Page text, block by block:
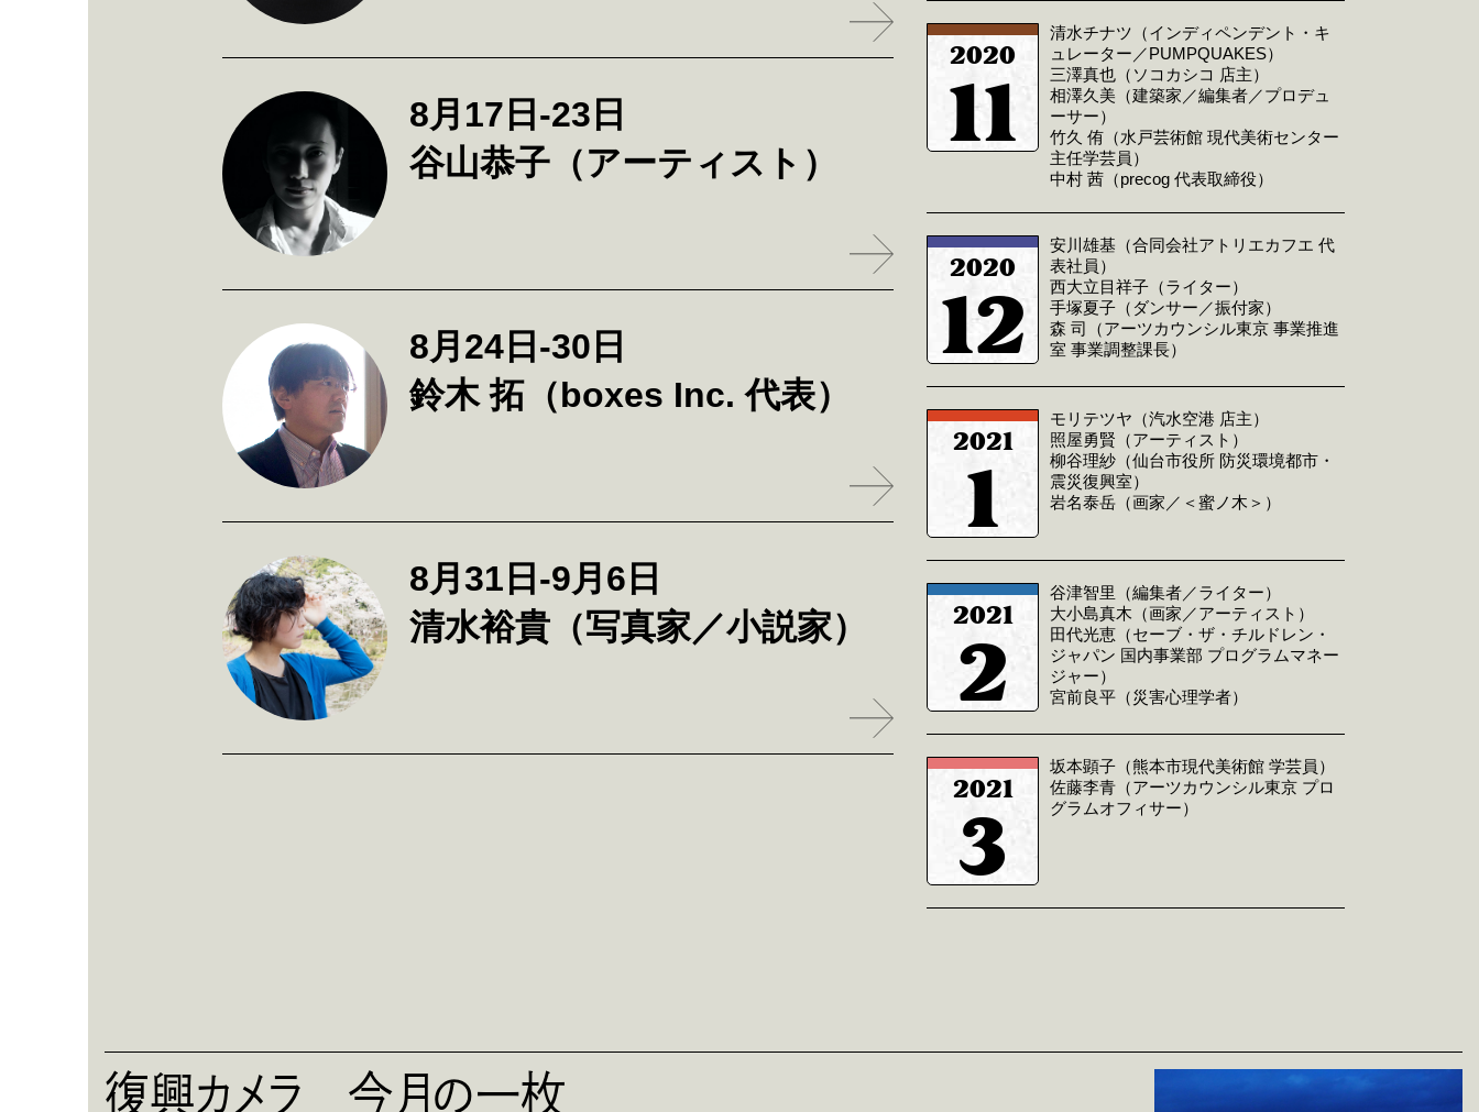
8月17日-23日
谷山恭子（アーティスト）
8月24日-30日
鈴木 拓（boxes Inc. 代表）
8月31日-9月6日
清水裕貴（写真家／小説家）
2020
11
清水チナツ（インディペンデント・キ
ュレーター／PUMPQUAKES）
三澤真也（ソコカシコ 店主）
相澤久美（建築家／編集者／プロデュ
ーサー）
竹久 侑（水戸芸術館 現代美術センター
主任学芸員）
中村 茜（precog 代表取締役）
2020
12
安川雄基（合同会社アトリエカフエ 代
表社員）
西大立目祥子（ライター）
手塚夏子（ダンサー／振付家）
森 司（アーツカウンシル東京 事業推進
室 事業調整課長）
2021
1
モリテツヤ（汽水空港 店主）
照屋勇賢（アーティスト）
柳谷理紗（仙台市役所 防災環境都市・
震災復興室）
岩名泰岳（画家／＜蜜ノ木＞）
2021
2
谷津智里（編集者／ライター）
大小島真木（画家／アーティスト）
田代光恵（セーブ・ザ・チルドレン・
ジャパン 国内事業部 プログラムマネー
ジャー）
宮前良平（災害心理学者）
2021
3
坂本顕子（熊本市現代美術館 学芸員）
佐藤李青（アーツカウンシル東京 プロ
グラムオフィサー）
復興カメラ 今月の一枚